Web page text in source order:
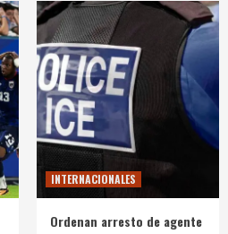
INTERNACIONALES
Ordenan arresto de agente